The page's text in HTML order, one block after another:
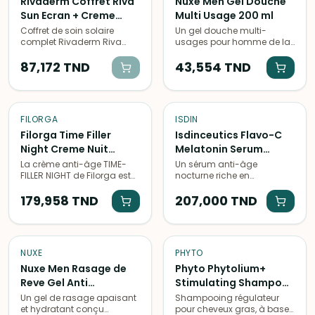
Sun Ecran + Creme
Hydra + 3 Cadeaux
Coffret de soin solaire
complet Rivaderm Riva
protection et la
régénération de la peau
87,172 TND
Multi Usage 200 ml
Un gel douche multi-
usages pour homme de la
nettoyer en douceur la
peau et les cheveux,
43,554 TND
FILORGA
Filorga Time Filler
Night Creme Nuit
Multi-Correction Rides
50 ml
La crème anti-âge TIME-
FILLER NIGHT de Filorga est
correction qui lisse les rides
et revitalise la peau
179,958 TND
ISDIN
Isdinceutics Flavo-C
Melatonin Serum
Reparateur Nuit 30
Unidoses de 2 ml
Un sérum anti-âge
nocturne riche en
mélatonine pour nourrir,
régénérer et protéger la
207,000 TND
NUXE
Nuxe Men Rasage de
Reve Gel Anti
Irritations 150 ml
Un gel de rasage apaisant
et hydratant conçu
PHYTO
Phyto Phytolium+
Stimulating Shampoo
250 ml
Shampooing régulateur
pour cheveux gras, à base